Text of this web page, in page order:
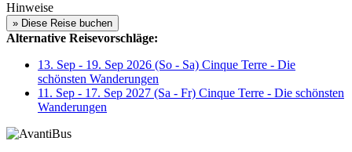
Hinweise
Alternative Reisevorschläge:
13. Sep - 19. Sep 2026 (So - Sa) Cinque Terre - Die
schönsten Wanderungen
11. Sep - 17. Sep 2027 (Sa - Fr) Cinque Terre - Die schönsten
Wanderungen